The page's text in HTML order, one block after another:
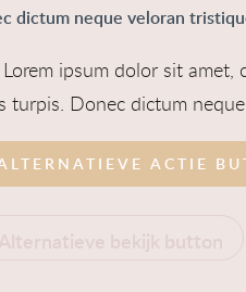
dictum neque veloran
ipsum dolor sit
turpis. Donec dictum
ACTIE